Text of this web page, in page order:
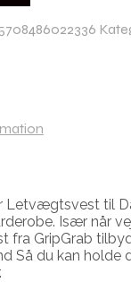
til
Især når
fra GripGrab
Så du kan holde